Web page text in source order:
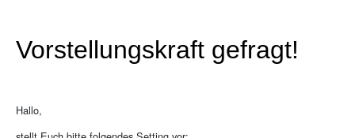
Vorstellungskraft gefragt!
Hallo,